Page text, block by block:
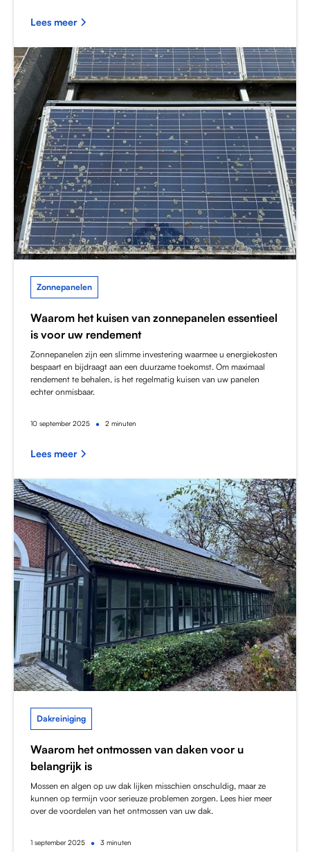
Lees meer
Zonnepanelen
Waarom het kuisen van zonnepanelen essentieel
is voor uw rendement
Zonnepanelen zijn een slimme investering waarmee u energiekosten
bespaart en bijdraagt aan een duurzame toekomst. Om maximaal
rendement te behalen, is het regelmatig kuisen van uw panelen
echter onmisbaar.
10 september 2025 • 2 minuten
Lees meer
Dakreiniging
Waarom het ontmossen van daken voor u
belangrijk is
Mossen en algen op uw dak lijken misschien onschuldig, maar ze
kunnen op termijn voor serieuze problemen zorgen. Lees hier meer
over de voordelen van het ontmossen van uw dak.
1 september 2025 • 3 minuten